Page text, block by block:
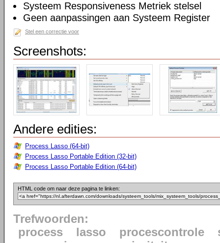
Systeem Responsiveness Metriek stelsel
Geen aanpassingen aan Systeem Register
Stel een correctie voor
Screenshots:
Andere edities:
Process Lasso (64-bit)
Process Lasso Portable Edition (32-bit)
Process Lasso Portable Edition (64-bit)
HTML code om naar deze pagina te linken:
Trefwoorden:
process
lasso procescontrole